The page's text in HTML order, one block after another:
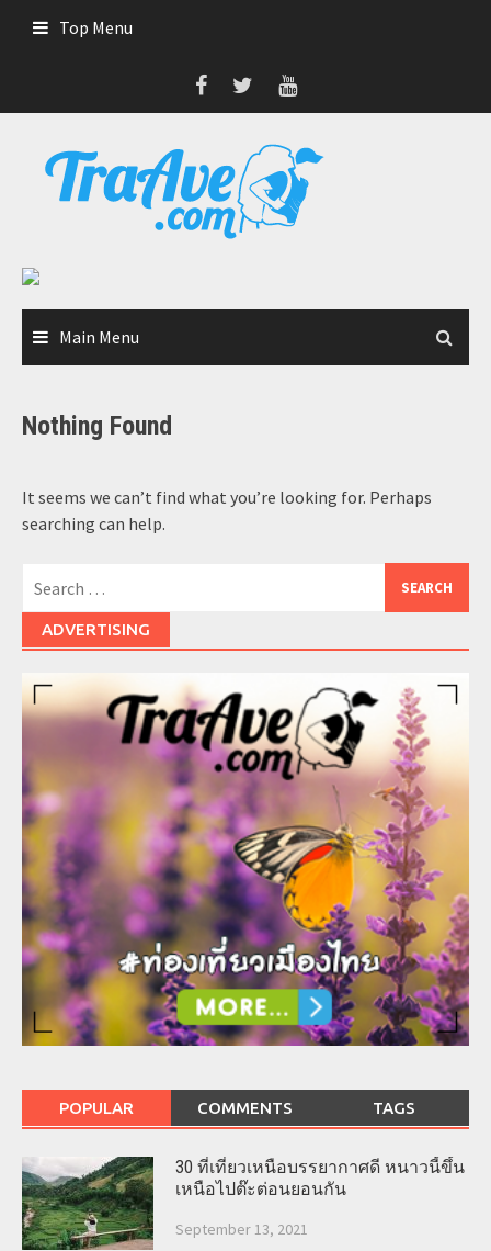
Top Menu
Main Menu
Nothing Found
It seems we can’t find what you’re looking for. Perhaps
searching can help.
ADVERTISING
POPULAR COMMENTS TAGS
30 ที่เที่ยวเหนือบรรยากาศดี หนาวนี้ขึ้น
เหนือไปต๊ะต่อนยอนกัน
September 13, 2021